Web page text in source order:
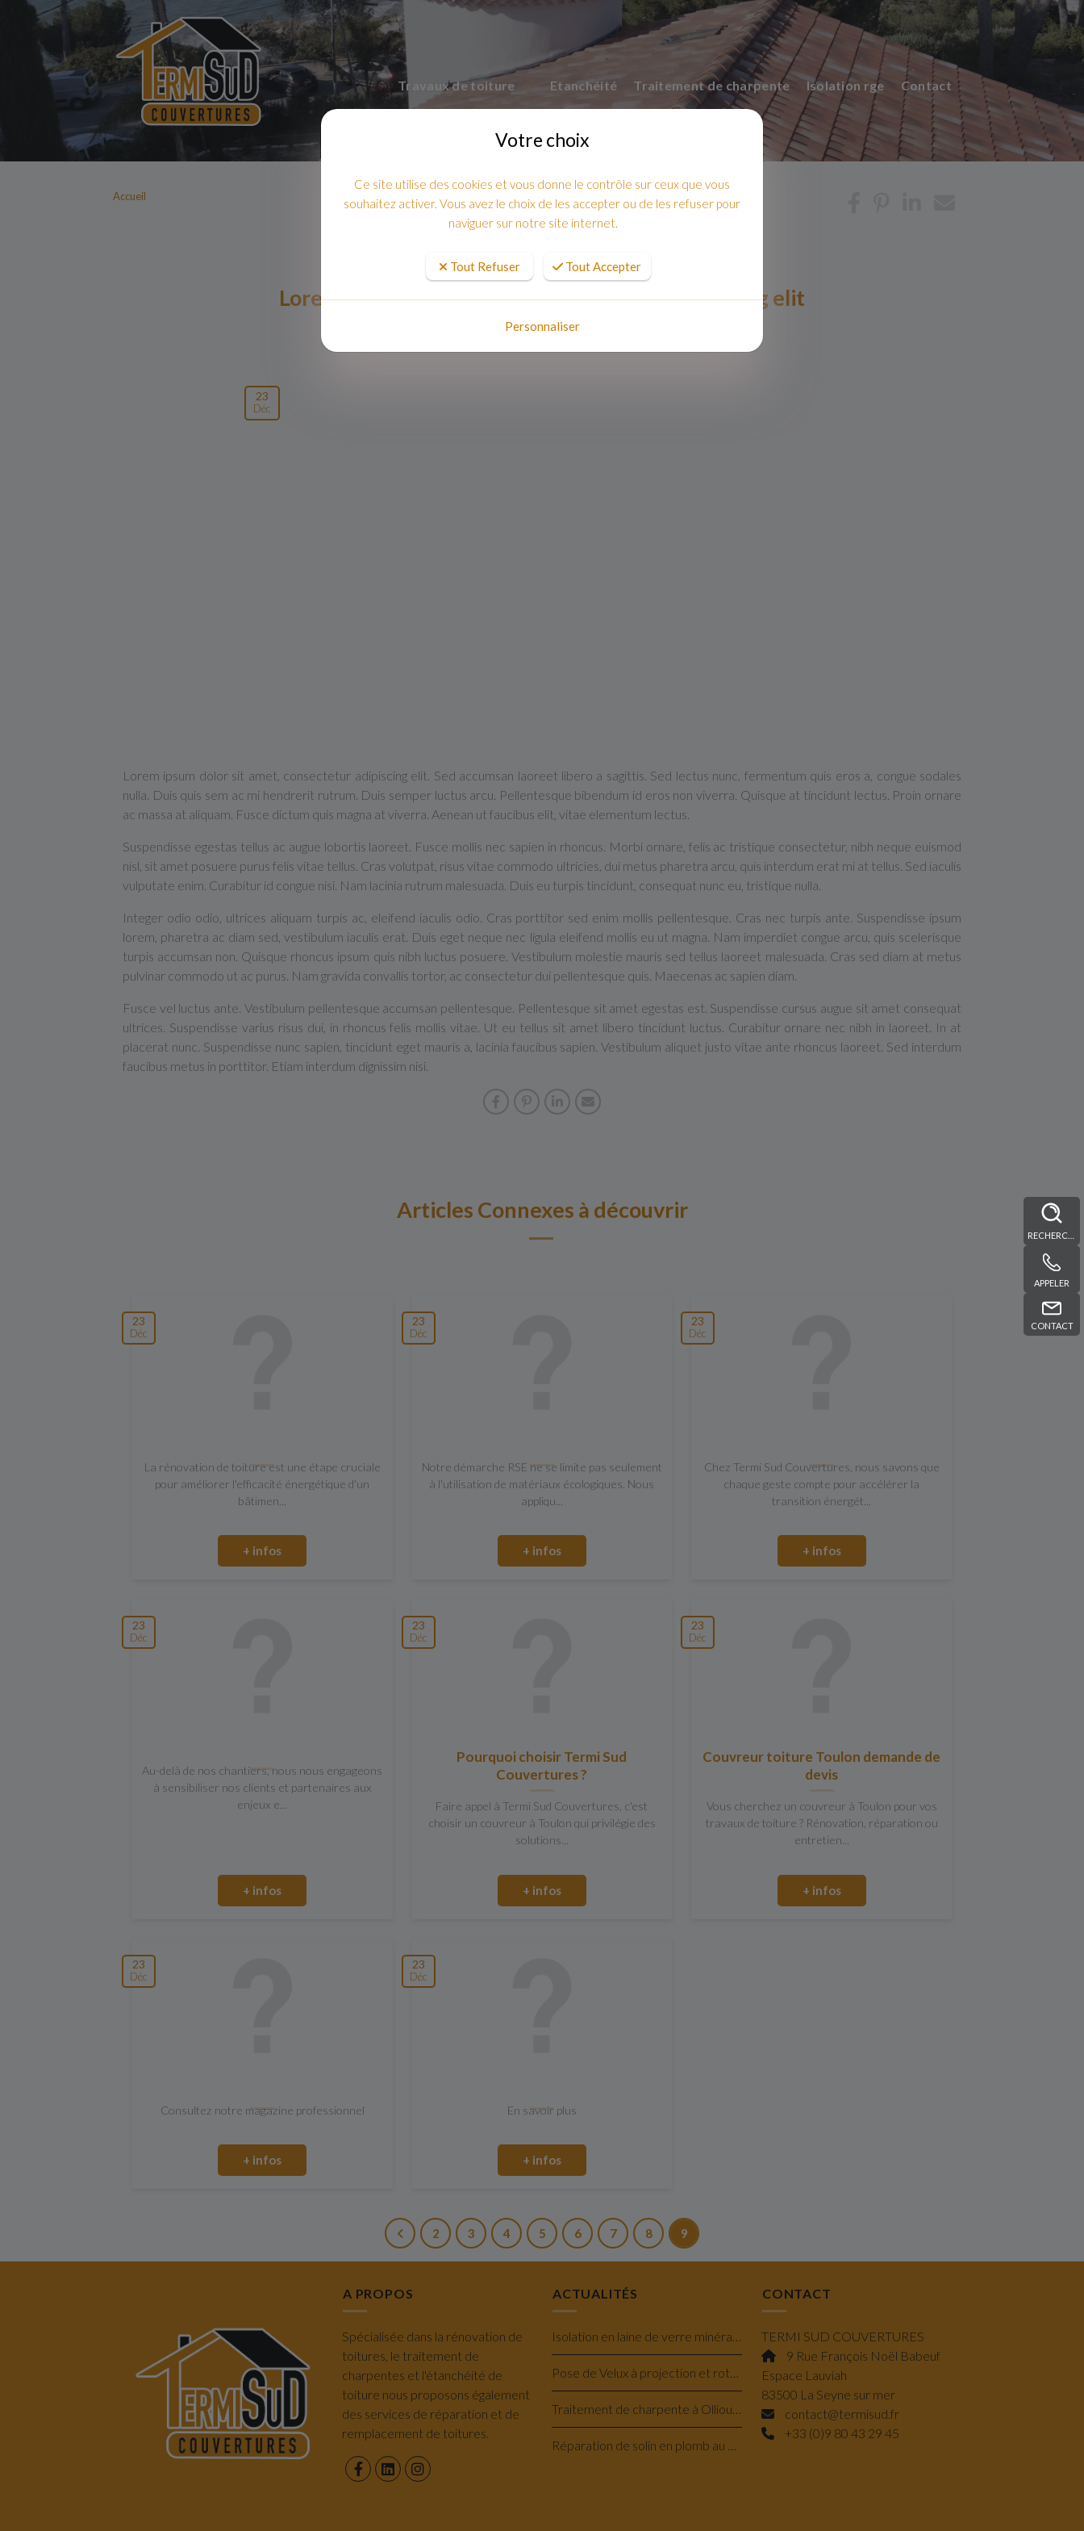
Travaux de toiture Etanchéité Traitement de charpente Isolation rge Contact
APPELER
CONTACT
Accueil
Lorem ipsum dolor sit amet consectetur adipiscing elit
23
Déc
Lorem ipsum dolor sit amet, consectetur adipiscing elit. Sed accumsan laoreet libero a sagittis. Sed lectus nunc, fermentum quis eros a, congue sodales
nulla. Duis quis sem ac mi hendrerit rutrum. Duis semper luctus arcu. Pellentesque bibendum id eros non viverra. Quisque at tincidunt lectus. Proin ornare
ac massa at aliquam. Fusce dictum quis magna at viverra. Aenean ut faucibus elit, vitae elementum lectus.
Suspendisse egestas tellus ac augue lobortis laoreet. Fusce mollis nec sapien in rhoncus. Morbi ornare, felis ac tristique consectetur, nibh neque euismod
nisl, sit amet posuere purus felis vitae tellus. Cras volutpat, risus vitae commodo ultricies, dui metus pharetra arcu, quis interdum erat mi at tellus. Sed iaculis
vulputate enim. Curabitur id congue nisi. Nam lacinia rutrum malesuada. Duis eu turpis tincidunt, consequat nunc eu, tristique nulla.
Integer odio odio, ultrices aliquam turpis ac, eleifend iaculis odio. Cras porttitor sed enim mollis pellentesque. Cras nec turpis ante. Suspendisse ipsum
lorem, pharetra ac diam sed, vestibulum iaculis erat. Duis eget neque nec ligula eleifend mollis eu ut magna. Nam imperdiet congue arcu, quis scelerisque
turpis accumsan non. Quisque rhoncus ipsum quis nibh luctus posuere. Vestibulum molestie mauris sed tellus laoreet malesuada. Cras sed diam at metus
pulvinar commodo ut ac purus. Nam gravida convallis tortor, ac consectetur dui pellentesque quis. Maecenas ac sapien diam.
Fusce vel luctus ante. Vestibulum pellentesque accumsan pellentesque. Pellentesque sit amet egestas est. Suspendisse cursus augue sit amet consequat
ultrices. Suspendisse varius risus dui, in rhoncus felis mollis vitae. Ut eu tellus sit amet libero tincidunt luctus. Curabitur ornare nec nibh in laoreet. In at
placerat nunc. Suspendisse nunc sapien, tincidunt eget mauris a, lacinia faucibus sapien. Vestibulum aliquet justo vitae ante rhoncus laoreet. Sed interdum
faucibus metus in porttitor. Etiam interdum dignissim nisi.
Articles Connexes à découvrir
23
Déc
La rénovation de toiture est une étape cruciale
pour améliorer l'efficacité énergétique d'un
bâtimen...
+ infos
23
Déc
Notre démarche RSE ne se limite pas seulement
à l'utilisation de matériaux écologiques. Nous
appliqu...
+ infos
23
Déc
Chez Termi Sud Couvertures, nous savons que
chaque geste compte pour accélérer la
transition énergét...
+ infos
23
Déc
Au-delà de nos chantiers, nous nous engageons
à sensibiliser nos clients et partenaires aux
enjeux e...
+ infos
23
Déc
Pourquoi choisir Termi Sud
Couvertures ?
Faire appel à Termi Sud Couvertures, c'est
choisir un couvreur à Toulon qui privilégie des
solutions...
+ infos
23
Déc
Couvreur toiture Toulon demande de
devis
Vous cherchez un couvreur à Toulon pour vos
travaux de toiture ? Rénovation, réparation ou
entretien...
+ infos
23
Déc
Consultez notre magazine professionnel
+ infos
23
Déc
En savoir plus
+ infos
2 3 4 5 6 7 8 9
A PROPOS
Spécialisée dans la rénovation de
toitures, le traitement de
charpentes et l'étanchéité de
toiture nous proposons également
des services de réparation et de
remplacement de toitures.
ACTUALITÉS
Isolation en laine de verre minérale à Toulon : performance, confort et économie
Pose de Velux à projection et rotation à Bandol : lumière & confort savoir-faire
Traitement de charpente à Ollioules : préserver la solidité de votre maison
Réparation de solin en plomb au Beausset : protéger durablement votre toiture
CONTACT
TERMI SUD COUVERTURES
9 Rue François Noël Babeuf
Espace Lauviah
83500 La Seyne sur mer
contact@termisud.fr
+33 (0)9 80 43 29 45
Votre choix
Ce site utilise des cookies et vous donne le contrôle sur ceux que vous
souhaitez activer. Vous avez le choix de les accepter ou de les refuser pour
naviguer sur notre site internet.
Tout Refuser Tout Accepter
Personnaliser